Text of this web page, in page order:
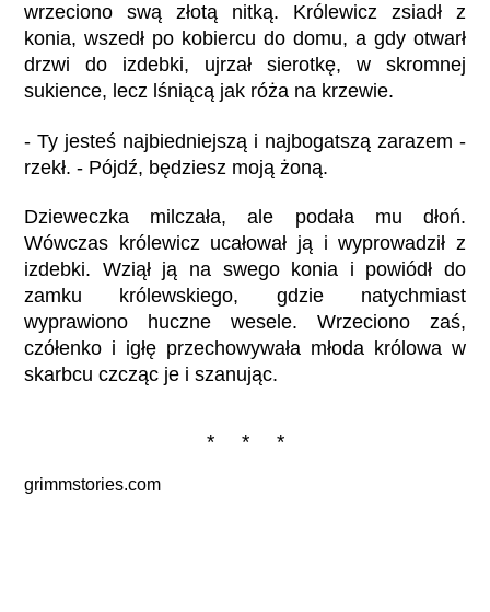
wrzeciono swą złotą nitką. Królewicz zsiadł z
konia, wszedł po kobiercu do domu, a gdy otwarł
drzwi do izdebki, ujrzał sierotkę, w skromnej
sukience, lecz lśniącą jak róża na krzewie.
- Ty jesteś najbiedniejszą i najbogatszą zarazem -
rzekł. - Pójdź, będziesz moją żoną.
Dzieweczka milczała, ale podała mu dłoń.
Wówczas królewicz ucałował ją i wyprowadził z
izdebki. Wziął ją na swego konia i powiódł do
zamku królewskiego, gdzie natychmiast
wyprawiono huczne wesele. Wrzeciono zaś,
czółenko i igłę przechowywała młoda królowa w
skarbcu czcząc je i szanując.
* * *
grimmstories.com